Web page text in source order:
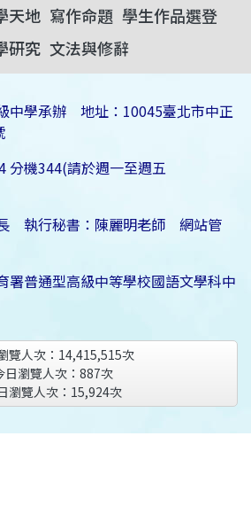
天地 寫作命題 學生作品選登
研究 文法與修辭
中學承辦 地址：10045臺北市中正
分機344(請於週一至週五
執行秘書：陳麗明老師 網站管
署普通型高級中等學校國語文學科中
覽人次： 14,415,515次
日瀏覽人次： 887次
瀏覽人次： 15,924次